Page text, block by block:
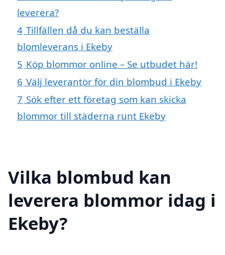
leverera?
4 Tillfällen då du kan beställa
blomleverans i Ekeby
5 Köp blommor online – Se utbudet här!
6 Välj leverantör för din blombud i Ekeby
7 Sök efter ett företag som kan skicka
blommor till städerna runt Ekeby
Vilka blombud kan
leverera blommor idag i
Ekeby?